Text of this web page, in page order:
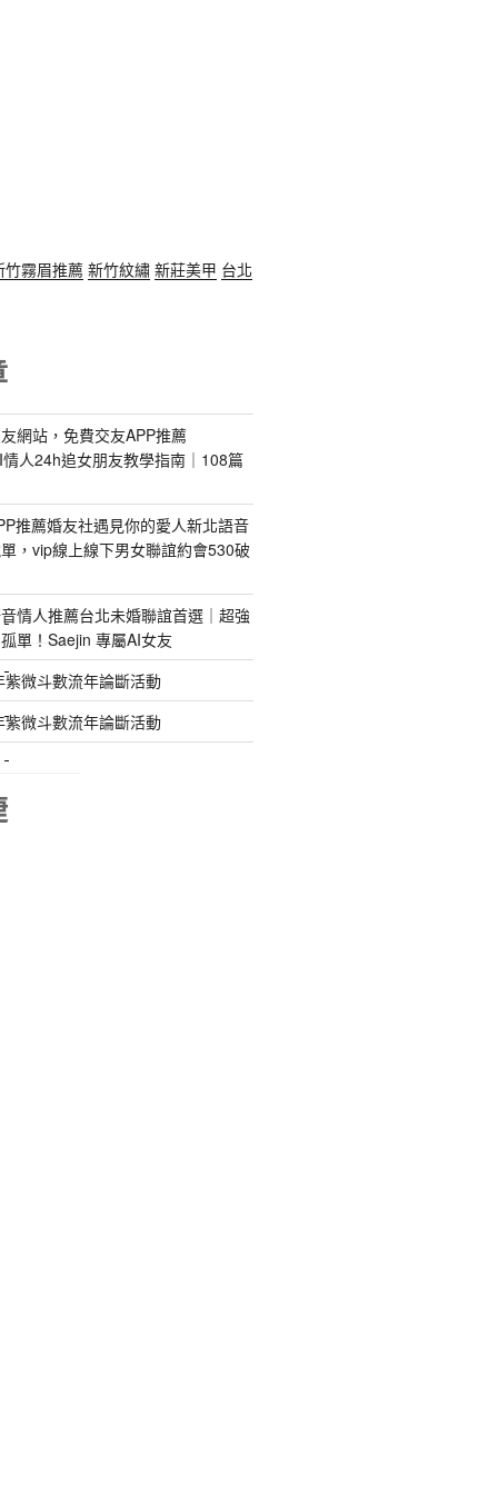
竹霧眉推薦 新竹紋繡 新莊美甲 台北
網站，免費交友APP推薦
人24h追女朋友教學指南｜108篇
推薦婚友社遇見你的愛人新北語音
，vip線上線下男女聯誼約會530破
情人推薦台北未婚聯誼首選｜超強
單！Saejin 專屬AI女友
微斗數流年論斷活動
微斗數流年論斷活動